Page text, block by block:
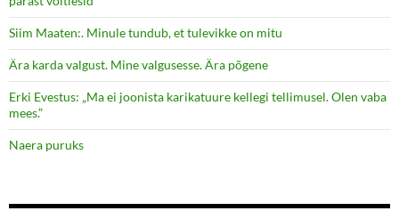
Siim Maaten:. Minule tundub, et tulevikke on mitu
Ära karda valgust. Mine valgusesse. Ära põgene
Erki Evestus: „Ma ei joonista karikatuure kellegi tellimusel. Olen vaba
mees.”
Naera puruks